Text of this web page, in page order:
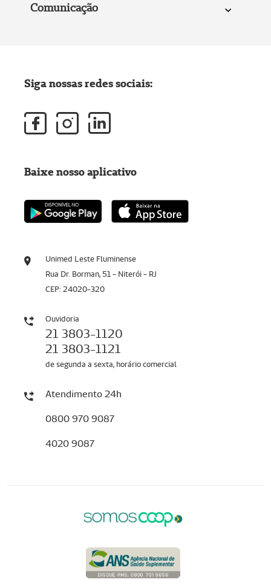
Comunicação
Unimed Leste Fluminense
Rua Dr. Borman, 51 - Niterói - RJ
CEP: 24020-320
Ouvidoria
21 3803-1120
21 3803-1121
de segunda a sexta, horário comercial
Atendimento 24h
0800 970 9087
4020 9087
Siga nossas redes sociais:
Baixe nosso aplicativo